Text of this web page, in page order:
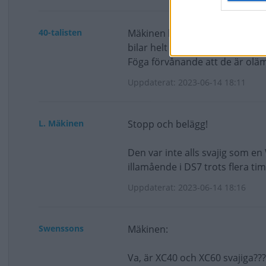
40-talisten
Mäkinen har tidigare vittnat
bilar helt dedikerade till
Föga förvånande att de är
Uppdaterat: 2023-06-14 18:11
L. Mäkinen Stopp och belägg!
Den var inte alls svajig som en
illamående i DS7 trots flera
Uppdaterat: 2023-06-14 18:16
Swenssons Mäkinen:
Va, är XC40 och XC60